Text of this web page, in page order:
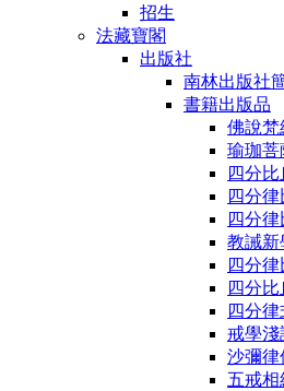
招生
法藏寶閣
出版社
南林出版社
書籍出版品
佛說梵
瑜珈菩
四分
四分
四分
教誡新
四分
四分
四分
戒學淺
沙彌律
五戒相